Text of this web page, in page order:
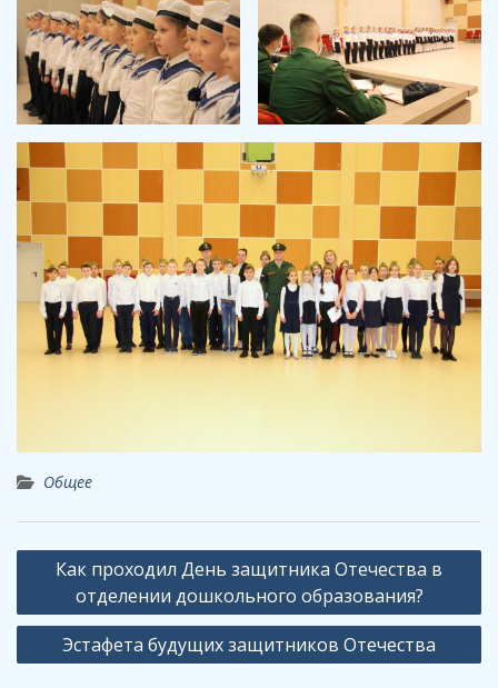
Общее
Навигация
записям
Как проходил День защитника Отечества в
отделении дошкольного образования?
Эстафета будущих защитников Отечества